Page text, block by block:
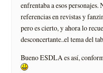
enfrentaba a esos
referencias en revistas y
pero es cierto, y ahora lo
desconcertante..el tema del
Bueno ESDLA es así­,